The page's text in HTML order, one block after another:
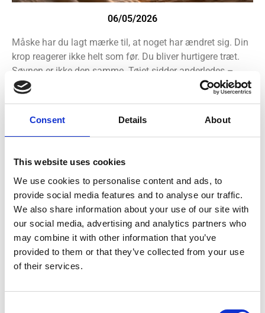
Consent Details About
This website uses cookies
We use cookies to personalise content and ads, to
provide social media features and to analyse our traffic.
We also share information about your use of our site with
our social media, advertising and analytics partners who
may combine it with other information that you’ve
provided to them or that they’ve collected from your use
of their services.
06/05/2026
Måske har du lagt mærke til, at noget har ændret sig. Din
krop reagerer ikke helt som før. Du bliver hurtigere træt.
Søvnen er ikke den samme. Tøjet sidder anderledes –
selvom du ikke føler, at du gør noget anderledes.
Seneste indlæg
Din krop har ændret sig – og det har dine behov også
Kategorier
Vægttab